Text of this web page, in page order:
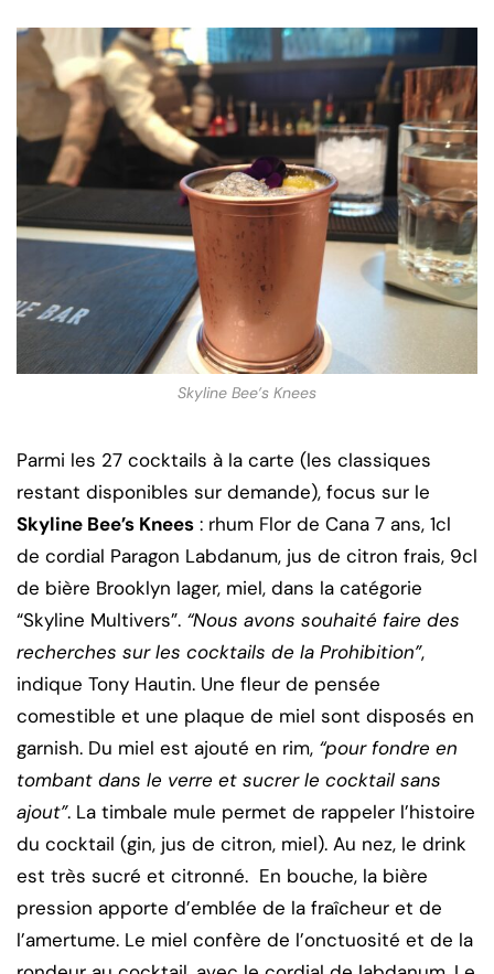
Skyline Bee’s Knees
Parmi les 27 cocktails à la carte (les classiques
restant disponibles sur demande), focus sur le
Skyline Bee’s Knees : rhum Flor de Cana 7 ans, 1cl
de cordial Paragon Labdanum, jus de citron frais, 9cl
de bière Brooklyn lager, miel, dans la catégorie
“Skyline Multivers”. “Nous avons souhaité faire des
recherches sur les cocktails de la Prohibition”,
indique Tony Hautin. Une fleur de pensée
comestible et une plaque de miel sont disposés en
garnish. Du miel est ajouté en rim, “pour fondre en
tombant dans le verre et sucrer le cocktail sans
ajout”. La timbale mule permet de rappeler l’histoire
du cocktail (gin, jus de citron, miel). Au nez, le drink
est très sucré et citronné. En bouche, la bière
pression apporte d’emblée de la fraîcheur et de
l’amertume. Le miel confère de l’onctuosité et de la